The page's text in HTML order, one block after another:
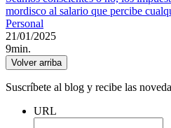
mordisco al salario que percibe
Personal
21/01/2025
9min.
Volver arriba
Suscríbete al blog y recibe las
URL